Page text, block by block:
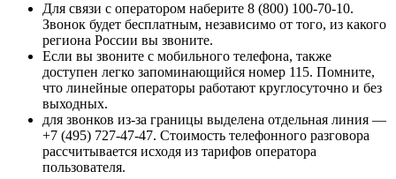
Для связи с оператором наберите 8 (800) 100-70-10.
Звонок будет бесплатным, независимо от того, из какого
региона России вы звоните.
Если вы звоните с мобильного телефона, также
доступен легко запоминающийся номер 115. Помните,
что линейные операторы работают круглосуточно и без
выходных.
для звонков из-за границы выделена отдельная линия —
+7 (495) 727-47-47. Стоимость телефонного разговора
рассчитывается исходя из тарифов оператора
пользователя.